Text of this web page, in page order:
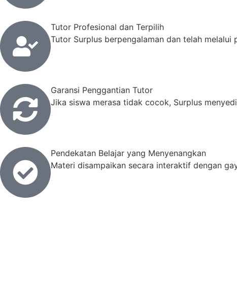
Tutor Profesional dan Terpilih
Tutor Surplus berpengalaman dan telah
Garansi Penggantian Tutor
Jika siswa merasa tidak cocok, Surplus
Pendekatan Belajar yang Menyenangkan
Materi disampaikan secara interaktif dengan